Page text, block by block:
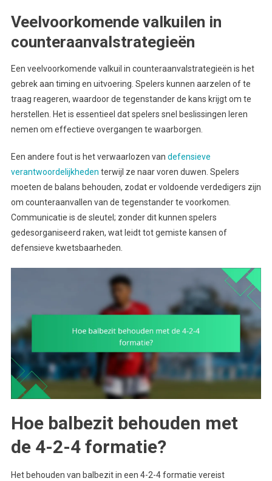
Veelvoorkomende valkuilen in
counteraanvalstrategieën
Een veelvoorkomende valkuil in counteraanvalstrategieën is het
gebrek aan timing en uitvoering. Spelers kunnen aarzelen of te
traag reageren, waardoor de tegenstander de kans krijgt om te
herstellen. Het is essentieel dat spelers snel beslissingen leren
nemen om effectieve overgangen te waarborgen.
Een andere fout is het verwaarlozen van defensieve
verantwoordelijkheden terwijl ze naar voren duwen. Spelers
moeten de balans behouden, zodat er voldoende verdedigers zijn
om counteraanvallen van de tegenstander te voorkomen.
Communicatie is de sleutel; zonder dit kunnen spelers
gedesorganiseerd raken, wat leidt tot gemiste kansen of
defensieve kwetsbaarheden.
Hoe balbezit behouden met
de 4-2-4 formatie?
Het behouden van balbezit in een 4-2-4 formatie vereist